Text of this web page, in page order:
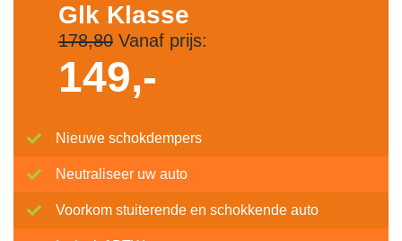
Glk Klasse
178,80Vanaf prijs:
149,-
Nieuwe schokdempers
Neutraliseer uw auto
Voorkom stuiterende en schokkende auto